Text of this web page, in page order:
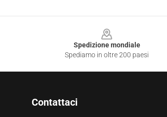
Spedizione mondiale
Spediamo in oltre 200 paesi
Contattaci